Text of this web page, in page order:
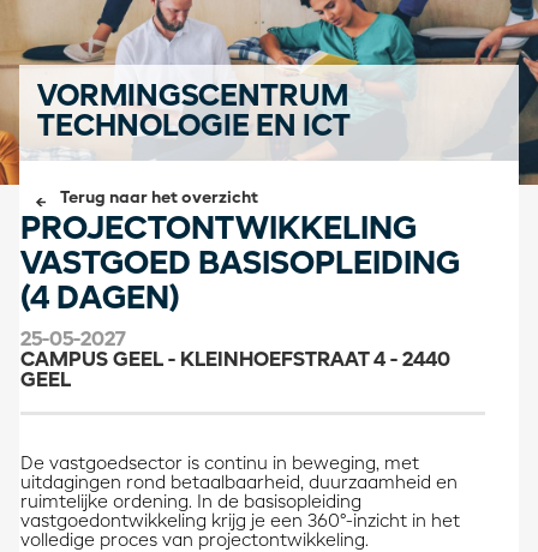
VORMINGSCENTRUM
TECHNOLOGIE EN ICT
Terug naar het overzicht
PROJECTONTWIKKELING
VASTGOED BASISOPLEIDING
(4 DAGEN)
25-05-2027
CAMPUS GEEL - KLEINHOEFSTRAAT 4 - 2440
GEEL
De vastgoedsector is continu in beweging, met
uitdagingen rond betaalbaarheid, duurzaamheid en
ruimtelijke ordening. In de basisopleiding
vastgoedontwikkeling krijg je een 360°-inzicht in het
volledige proces van projectontwikkeling.